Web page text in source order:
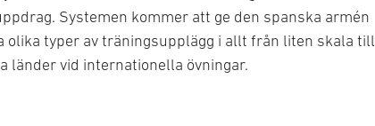
Systemen kommer att ge den spanska armén
olika typer av träningsupplägg i allt från liten skala till
länder vid internationella övningar.